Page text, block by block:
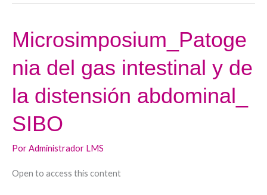
Microsimposium_Patoge
nia del gas intestinal y de
la distensión abdominal_
SIBO
PorAdministrador LMS
Open to access this content
Microsimposium_Patogenia
del
gas
la
distensión
SIBO